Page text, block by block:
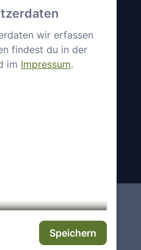
wir erfassen
findest du in der
im Impressum.
Speichern
Mitgliedschaften &
Engagement